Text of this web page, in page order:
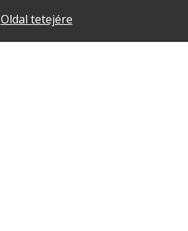
Oldal tetejére